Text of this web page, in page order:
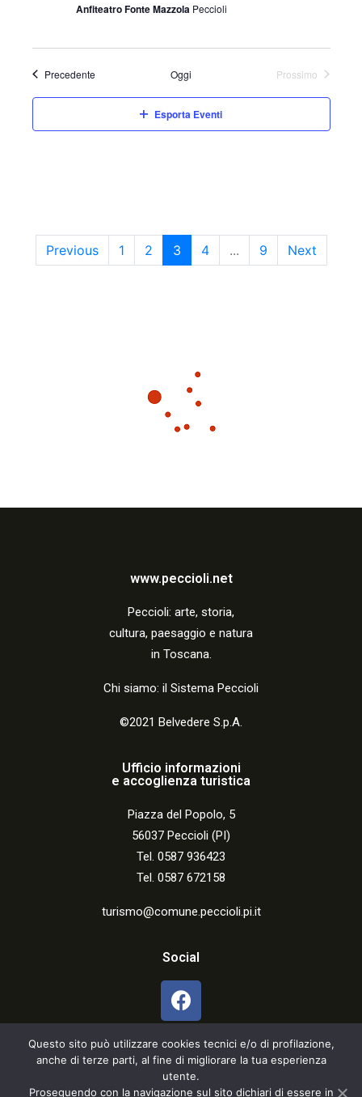
Anfiteatro Fonte Mazzola Peccioli
PrecedenteEventi Oggi
Prossimo
Esporta Eventi
Previous 1 2 3 4 ... 9 Next
www.peccioli.net
Peccioli: arte, storia,
cultura, paesaggio e natura
in Toscana.
Chi siamo: il Sistema Peccioli
©2021 Belvedere S.p.A.
Ufficio informazioni
e accoglienza turistica
Piazza del Popolo, 5
56037 Peccioli (PI)
Tel. 0587 936423
Tel. 0587 672158
turismo@comune.peccioli.pi.it
Social
Questo sito può utilizzare cookies tecnici e/o di profilazione,
anche di terze parti, al fine di migliorare la tua esperienza
utente.
Proseguendo con la navigazione sul sito dichiari di essere in